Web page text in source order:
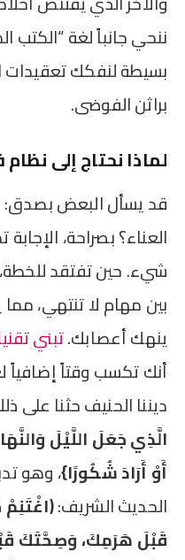
ننحي جانباً لغة “الكتب
بسيطة لنفكك تعقيدات
براثن الفوضى.
لماذا نحتاج إلى
قد يسأل البعض
العناء؟ بصراحة،
شيء. حين تفتقد
بين مهام لا تنتهي،
ينهك أعصابك.تبني
أنك تكسب وقتاً إضافياً
ديننا الحنيف حثنا على
الَّذِي جَعَلَ اللَّيْلَ
أَوْ أَرَادَ شُكُورًا}، وهو
الحديث الشريف:
قَبْلَ هَرَمِكَ، وَصِحَّتَكَ